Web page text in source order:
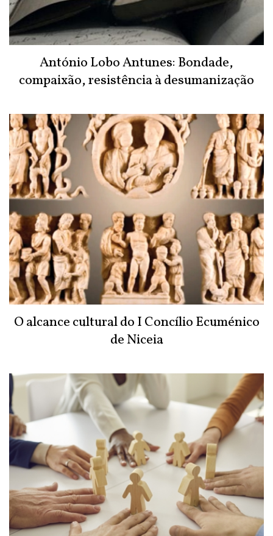
António Lobo Antunes: Bondade,
compaixão, resistência à desumanização
O alcance cultural do I Concílio Ecuménico
de Niceia